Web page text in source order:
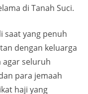
di Tanah Suci.
saat yang penuh
dengan keluarga
agar seluruh
para jemaah
haji yang